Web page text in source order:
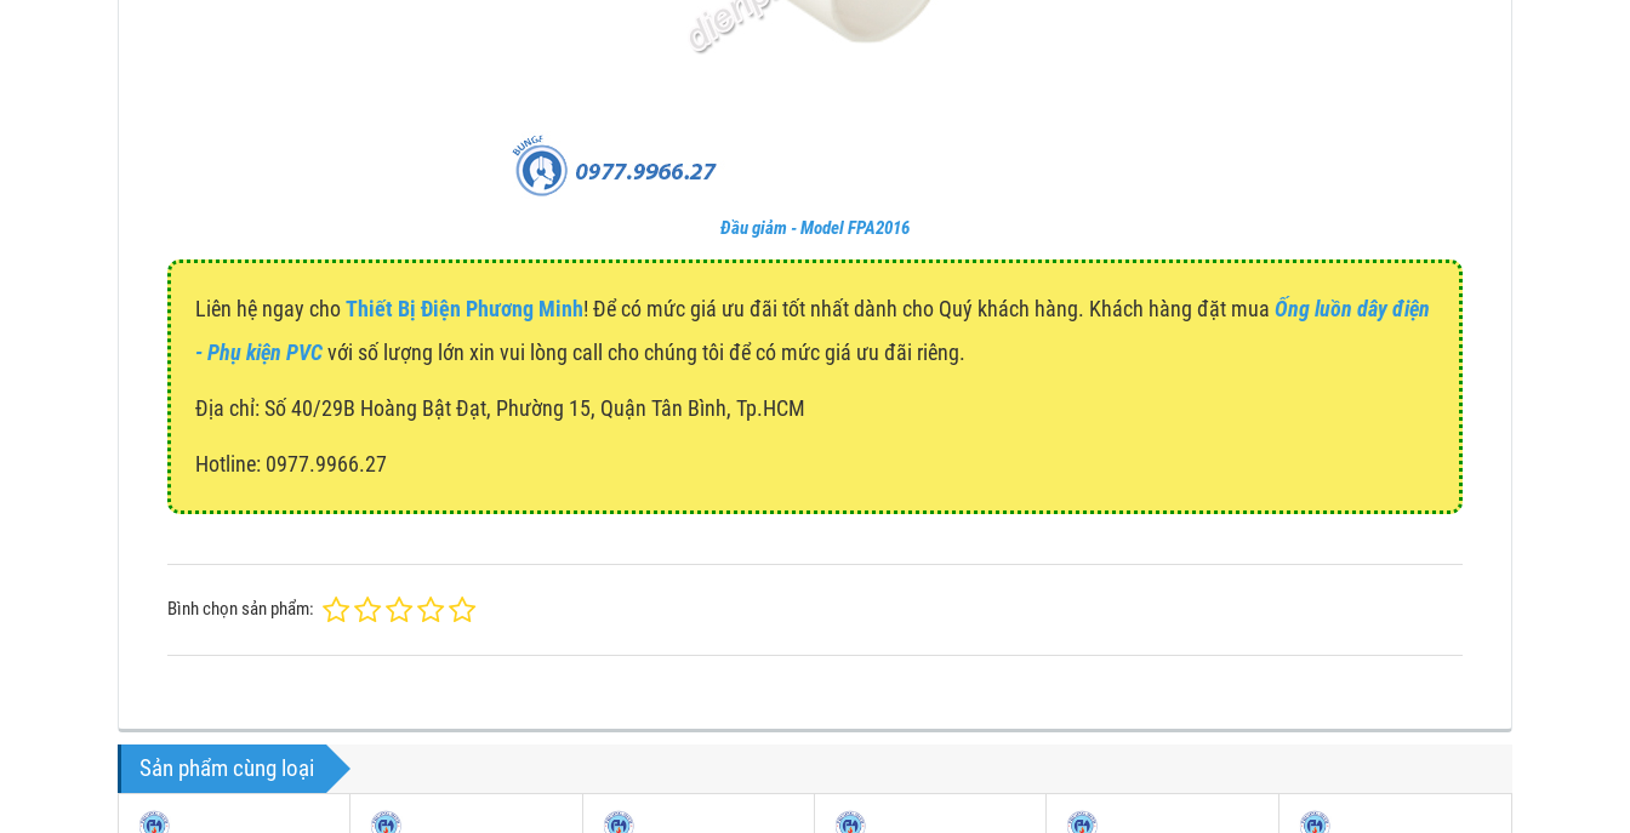
Đầu giảm - Model FPA2016
Liên hệ ngay choThiết Bị Điện Phương Minh! Để có mức giá ưu đãi tốt nhất dành cho Quý khách hàng. Khách hàng đặt mua Ống luồn dây điện
- Phụ kiện PVCvới số lượng lớn xin vui lòng call cho chúng tôi để có mức giá ưu đãi riêng.
Địa chỉ: Số 40/29B Hoàng Bật Đạt, Phường 15, Quận Tân Bình, Tp.HCM
Hotline: 0977.9966.27
Bình chọn sản phẩm:
Sản phẩm cùng loại